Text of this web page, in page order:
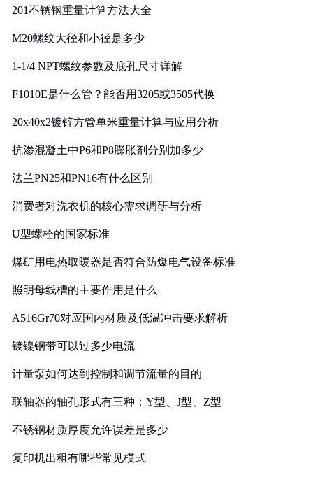
201不锈钢重量计算方法大全
M20螺纹大径和小径是多少
1-1/4 NPT螺纹参数及底孔尺寸详解
F1010E是什么管？能否用3205或3505代换
20x40x2镀锌方管单米重量计算与应用分析
抗渗混凝土中P6和P8膨胀剂分别加多少
法兰PN25和PN16有什么区别
消费者对洗衣机的核心需求调研与分析
U型螺栓的国家标准
煤矿用电热取暖器是否符合防爆电气设备标准
照明母线槽的主要作用是什么
A516Gr70对应国内材质及低温冲击要求解析
镀镍钢带可以过多少电流
计量泵如何达到控制和调节流量的目的
联轴器的轴孔形式有三种：Y型、J型、Z型
不锈钢材质厚度允许误差是多少
复印机出租有哪些常见模式